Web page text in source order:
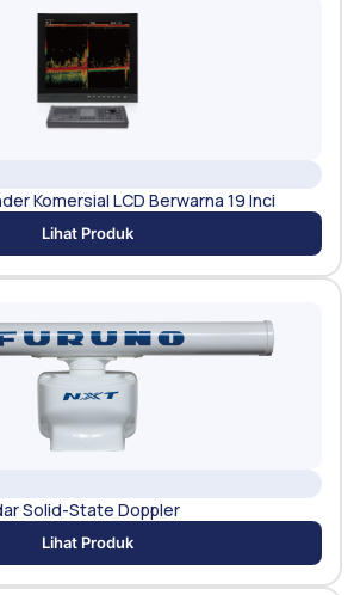
Komersial LCD Berwarna 19 Inci
Lihat Produk
Solid-State Doppler
Lihat Produk